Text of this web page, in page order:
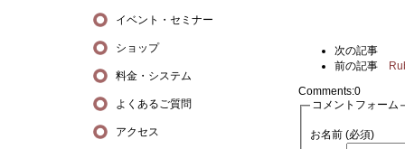
次の記事
前の記事
Comments:0
コメントフォーム
お名前 (必須)
イベント・セミナー
ショップ
料金・システム
よくあるご質問
アクセス